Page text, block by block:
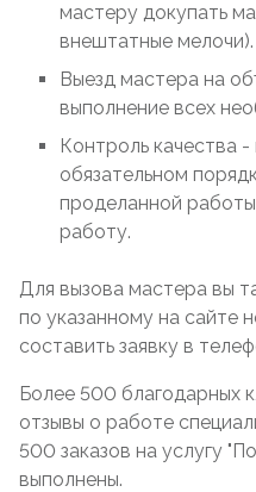
мастеру докупать
внештатные мелочи).
Выезд мастера на
выполнение всех
Контроль качества
обязательном
проделанной
работу.
Для вызова мастера вы
по указанному на сайте
составить заявку в
Более 500 благодарных
отзывы о работе
500 заказов на услугу
выполнены.